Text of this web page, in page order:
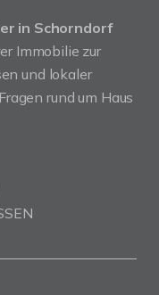
in Schorndorf
Immobilie zur
und lokaler
rund um Haus